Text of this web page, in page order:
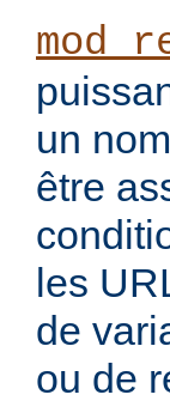
un
être
les
de
ou de